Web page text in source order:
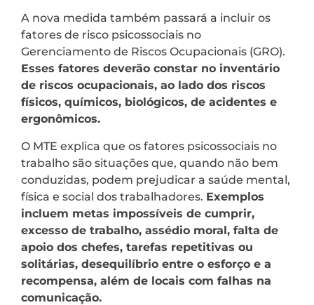
A nova medida também passará a incluir os
fatores de risco psicossociais no
Gerenciamento de Riscos Ocupacionais (GRO).
Esses fatores deverão constar no inventário
de riscos ocupacionais, ao lado dos riscos
físicos, químicos, biológicos, de acidentes e
ergonômicos.
O MTE explica que os fatores psicossociais no
trabalho são situações que, quando não bem
conduzidas, podem prejudicar a saúde mental,
física e social dos trabalhadores. Exemplos
incluem metas impossíveis de cumprir,
excesso de trabalho, assédio moral, falta de
apoio dos chefes, tarefas repetitivas ou
solitárias, desequilíbrio entre o esforço e a
recompensa, além de locais com falhas na
comunicação.